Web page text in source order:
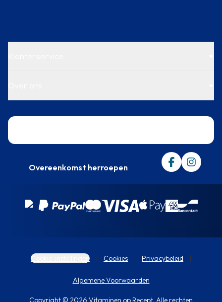
Overeenkomst herroepen
Cookie-instellingen Cookies Privacybeleid
Algemene Voorwaarden
Copyright © 2026 Vitaminen op Recept. Alle rechten